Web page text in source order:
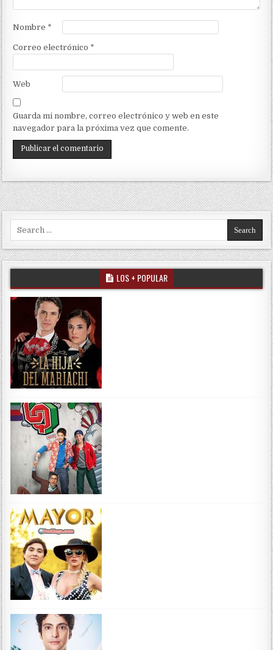
Nombre *
Correo electrónico *
Web
Guarda mi nombre, correo electrónico y web en este
navegador para la próxima vez que comente.
Search for:
LOS + POPULAR